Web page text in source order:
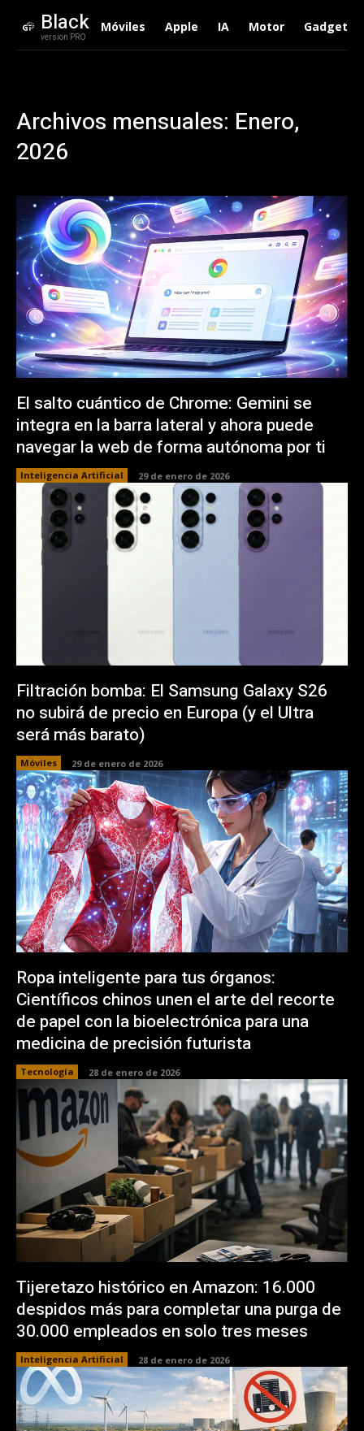
Black
version PRO
Móviles Apple IA Motor Gadgets
Archivos mensuales: Enero,
2026
El salto cuántico de Chrome: Gemini se
integra en la barra lateral y ahora puede
navegar la web de forma autónoma por ti
Inteligencia Artificial 29 de enero de 2026
Filtración bomba: El Samsung Galaxy S26
no subirá de precio en Europa (y el Ultra
será más barato)
Móviles 29 de enero de 2026
Ropa inteligente para tus órganos:
Científicos chinos unen el arte del recorte
de papel con la bioelectrónica para una
medicina de precisión futurista
Tecnología 28 de enero de 2026
Tijeretazo histórico en Amazon: 16.000
despidos más para completar una purga de
30.000 empleados en solo tres meses
Inteligencia Artificial 28 de enero de 2026